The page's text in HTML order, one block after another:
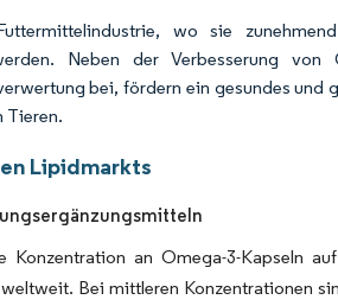
wo sie zunehmend
Neben der Verbesserung von
bei, fördern ein gesundes und
Tieren.
Lipidmarkts
an Omega-3-Kapseln
Bei mittleren Konzentrationen